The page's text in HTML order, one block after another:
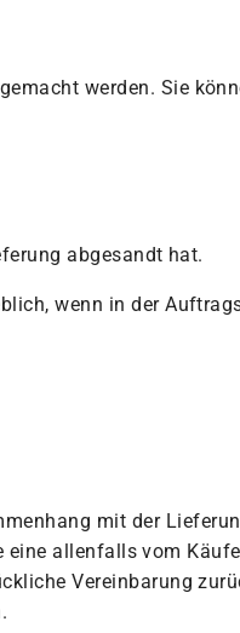
werden. Sie
abgesandt hat.
wenn in der
mit der
eine allenfalls vom
Vereinbarung